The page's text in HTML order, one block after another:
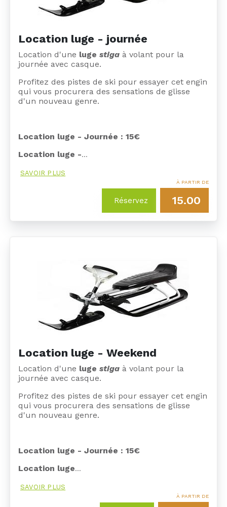
Location luge - journée
Location d'une luge stiga à volant pour la
journée avec casque.
Profitez des pistes de ski pour essayer cet engin
qui vous procurera des sensations de glisse
d'un nouveau genre.
Location luge - Journée : 15€
Location luge -…
SAVOIR PLUS
Réservez
À PARTIR DE
15.00
Location luge - Weekend
Location d'une luge stiga à volant pour la
journée avec casque.
Profitez des pistes de ski pour essayer cet engin
qui vous procurera des sensations de glisse
d'un nouveau genre.
Location luge - Journée : 15€
Location luge…
SAVOIR PLUS
À PARTIR DE